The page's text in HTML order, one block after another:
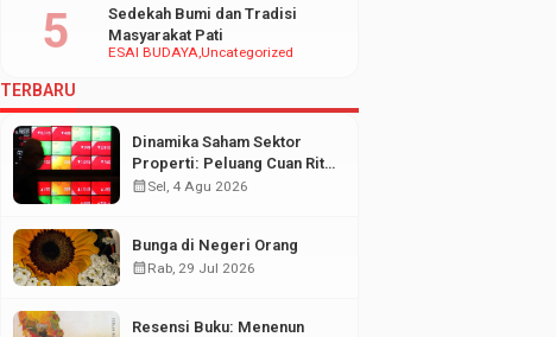
ESAI BUDAYAUncategorized
Sedekah Bumi dan Tradisi
Masyarakat Pati
TERBARU
Dinamika Saham Sektor
Properti: Peluang Cuan Ritel
di Tengah Fluktuasi Pasar
calendar_monthSel, 4 Agu 2026
Bunga di Negeri Orang
calendar_monthRab, 29 Jul 2026
Resensi Buku: Menenun